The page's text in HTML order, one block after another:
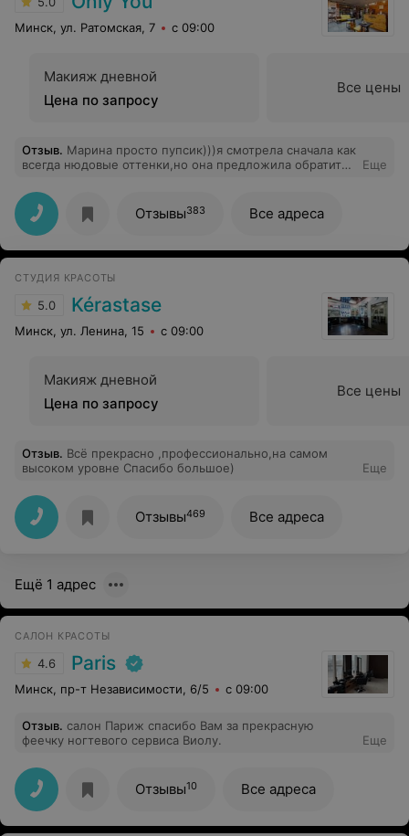
там же. Вечером следуюшего дня мне предложили
запись к кому-нибудь со скидкой 20 процентов,
которые у них может получить любой, без извинений,
малоклиентоориентированном месте достойную
услугу. Уровень- парикмахерская на углу за домом
Минск, ул. Ратомская, 7 с 09:00
Макияж дневной
Цена по запросу
Все цены
Отзыв. Марина просто пупсик)))я смотрела сначала как
всегда нюдовые оттенки,но она предложила обратить
итоге выбрала на свои ногтики небольшой длинны,
ярко корраловый цвет,цвет просто огонёк)))атмосфера
в салоне просто мечта)))приходишь и расслабляешься
не за что не переживая))))
Еще
Отзывы383 Все адреса
СТУДИЯ КРАСОТЫ
5.0 Kérastase
Минск, ул. Ленина, 15 с 09:00
Макияж дневной
Цена по запросу
Все цены
Отзыв. Всё прекрасно ,профессионально,на самом
высоком уровне Спасибо большое)
Еще
Отзывы469 Все адреса
Ещё 1 адрес
САЛОН КРАСОТЫ
4.6 Paris
Минск, пр-т Независимости, 6/5 с 09:00
Отзыв. салон Париж спасибо Вам за прекрасную
феечку ногтевого сервиса Виолу.
Еще
Отзывы10 Все адреса